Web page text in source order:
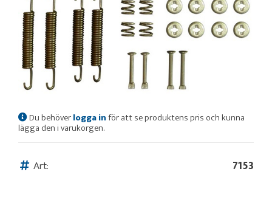
Du behöverlogga inför att se produktens pris och kunna
lägga den i varukorgen.
Art: 7153